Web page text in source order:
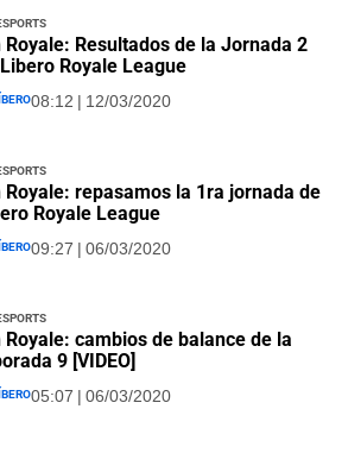
Royale: Resultados de la Jornada 2
Royale League
08:12 | 12/03/2020
Royale: repasamos la 1ra jornada de
Royale League
09:27 | 06/03/2020
Royale: cambios de balance de la
9 [VIDEO]
05:07 | 06/03/2020